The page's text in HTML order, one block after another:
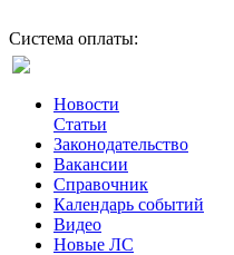
Система оплаты:
Новости
Статьи
Законодательство
Вакансии
Справочник
Календарь событий
Видео
Новые ЛС